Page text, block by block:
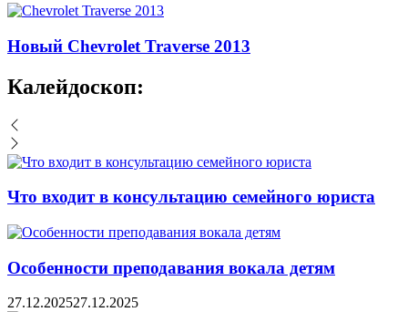
Новый Chevrolet Traverse 2013
Калейдоскоп:
Что входит в консультацию семейного юриста
Особенности преподавания вокала детям
27.12.202527.12.2025